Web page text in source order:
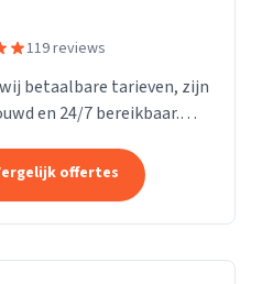
119 reviews
betaalbare tarieven, zijn
en 24/7 bereikbaar.
offertes